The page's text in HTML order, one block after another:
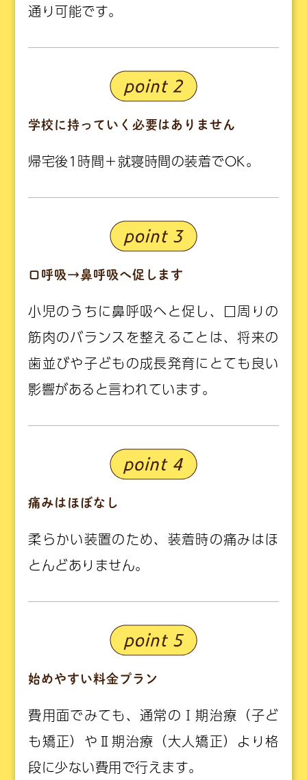
通り可能です。
学校に持っていく必要はありません
帰宅後1時間＋就寝時間の装着でOK。
口呼吸→鼻呼吸へ促します
小児のうちに鼻呼吸へと促し、口周りの
筋肉のバランスを整えることは、将来の
歯並びや子どもの成長発育にとても良い
影響があると言われています。
痛みはほぼなし
柔らかい装置のため、装着時の痛みはほ
とんどありません。
始めやすい料金プラン
費用面でみても、通常のⅠ期治療（子ど
も矯正）やⅡ期治療（大人矯正）より格
段に少ない費用で行えます。